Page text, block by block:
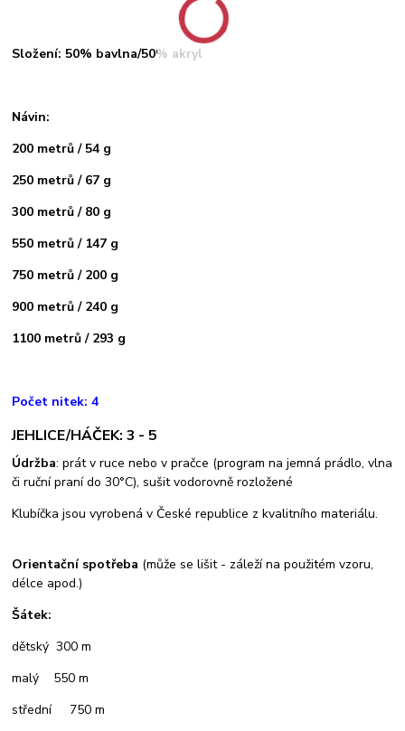
Složení: 50% bavlna/50% akryl
Návin:
200 metrů / 54 g
250 metrů / 67 g
300 metrů / 80 g
550 metrů / 147 g
750 metrů / 200 g
900 metrů / 240 g
1100 metrů / 293 g
Počet nitek: 4
JEHLICE/HÁČEK: 3 - 5
Údržba: prát v ruce nebo v pračce (program na jemná prádlo, vlna
či ruční praní do 30°C), sušit vodorovně rozložené
Klubíčka jsou vyrobená v České republice z kvalitního materiálu.
Orientační spotřeba (může se lišit - záleží na použitém vzoru,
délce apod.)
Šátek:
dětský 300 m
malý 550 m
střední 750 m